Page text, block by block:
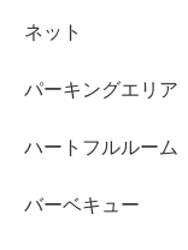
ネット
パーキングエリア
ハートフルルーム
バーベキュー